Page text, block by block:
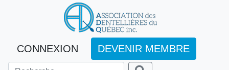
CONNEXION DEVENIR MEMBRE